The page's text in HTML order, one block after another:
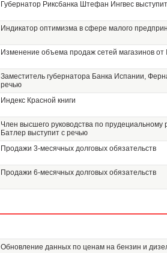
Губернатор Риксбанка Штефан Ингвес
Индикатор оптимизма в сфере малого
Изменение объема продаж сетей магазинов от
Заместитель губернатора Банка Испании,
речью
Индекс Красной книги
Член высшего руководства по прудециальному
Батлер выступит с речью
Продажи 3-месячных долговых обязательств
Продажи 6-месячных долговых обязательств
Обновление данных по ценам на бензин и